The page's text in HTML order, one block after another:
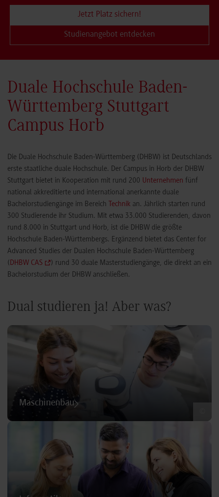
Jetzt Platz sichern!
Studienangebot entdecken
Duale Hochschule Baden-
Württemberg Stuttgart
Campus Horb
Die Duale Hochschule Baden-Württemberg (DHBW) ist Deutschlands
erste staatliche duale Hochschule. Der Campus in Horb der DHBW
Stuttgart bietet in Kooperation mit rund 200 Unternehmen fünf
national akkreditierte und international anerkannte duale
Bachelorstudiengänge im Bereich
Technik an. Jährlich starten rund
300 Studierende ihr Studium. Mit etwa 33.000 Studierenden, davon
rund 8.000 in Stuttgart und Horb, ist die DHBW die größte
Hochschule Baden-Württembergs. Ergänzend bietet das Center for
Advanced Studies der Dualen Hochschule Baden-Württemberg
( DHBW CAS
) rund 30 duale Masterstudiengänge, die direkt an ein
Bachelorstudium der DHBW anschließen.
Dual studieren ja! Aber was?
Maschinenbau